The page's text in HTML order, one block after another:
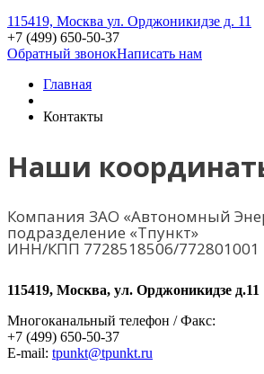
115419, Москва ул. Орджоникидзе д. 11
+7 (499) 650-50-37
Обратный звонокНаписать нам
Главная
Контакты
Наши
Компания ЗАО «Автономный
подразделение «Тпункт»
ИНН/КПП 7728518506/772801001
115419, Москва, ул. Орджоникидзе д.11
Многоканальный телефон / Факс:
+7 (499) 650-50-37
E-mail: tpunkt@tpunkt.ru